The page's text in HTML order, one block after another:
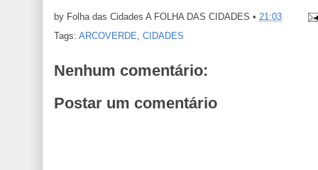
by Folha das Cidades A FOLHA DAS CIDADES • 21:03
Tags: ARCOVERDE, CIDADES
Nenhum comentário:
Postar um comentário